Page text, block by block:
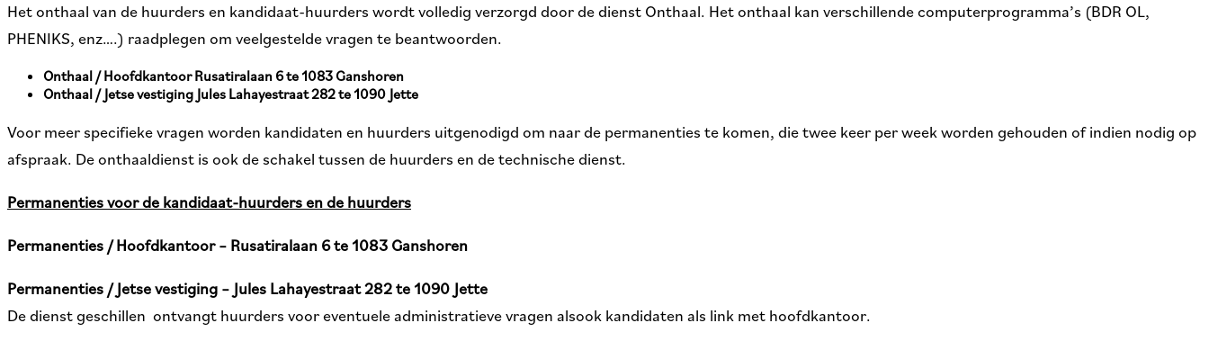
Het onthaal van de huurders en kandidaat-huurders wordt volledig verzorgd door de dienst Onthaal. Het onthaal kan verschillende computerprogramma’s (BDR OL,
PHENIKS, enz….) raadplegen om veelgestelde vragen te beantwoorden.
Onthaal / Hoofdkantoor Rusatiralaan 6 te 1083 Ganshoren
Onthaal / Jetse vestiging Jules Lahayestraat 282 te 1090 Jette
Voor meer specifieke vragen worden kandidaten en huurders uitgenodigd om naar de permanenties te komen, die twee keer per week worden gehouden of indien nodig op
afspraak. De onthaaldienst is ook de schakel tussen de huurders en de technische dienst.
Permanenties voor de kandidaat-huurders en de huurders
Permanenties / Hoofdkantoor – Rusatiralaan 6 te 1083 Ganshoren
Permanenties / Jetse vestiging – Jules Lahayestraat 282 te 1090 Jette
De dienst geschillen ontvangt huurders voor eventuele administratieve vragen alsook kandidaten als link met hoofdkantoor.